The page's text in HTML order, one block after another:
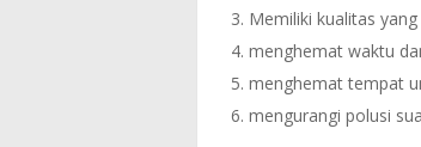
Memiliki kualitas
menghemat waktu
menghemat tempat
mengurangi polusi